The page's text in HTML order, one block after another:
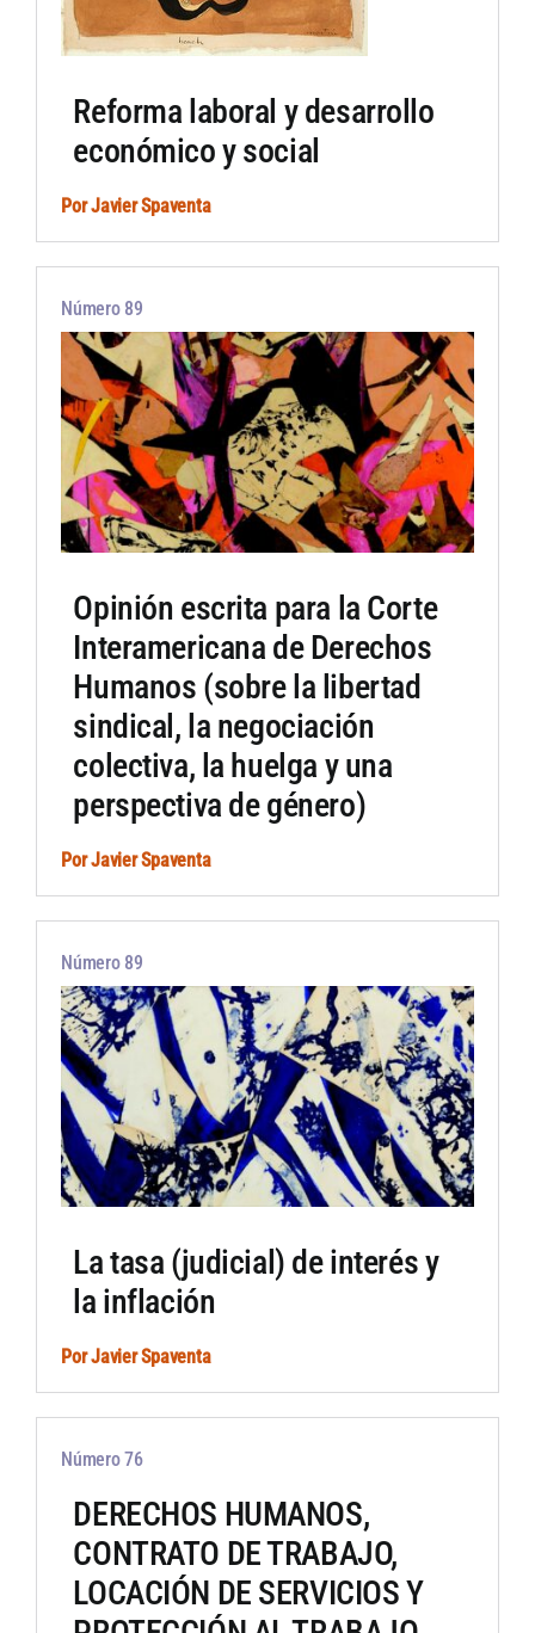
Reforma laboral y desarrollo
económico y social
PorJavier Spaventa
Número 89
Opinión escrita para la Corte
Interamericana de Derechos
Humanos (sobre la libertad
sindical, la negociación
colectiva, la huelga y una
perspectiva de género)
PorJavier Spaventa
Número 89
La tasa (judicial) de interés y
la inflación
PorJavier Spaventa
Número 76
DERECHOS HUMANOS,
CONTRATO DE TRABAJO,
LOCACIÓN DE SERVICIOS Y